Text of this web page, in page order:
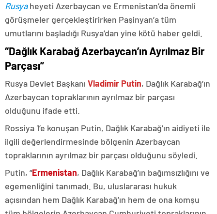
Rusyaheyeti Azerbaycan ve Ermenistan’da önemli
görüşmeler gerçekleştirirken Paşinyan’a tüm
umutlarını başladığı Rusya’dan yine kötü haber geldi.
“Dağlık Karabağ Azerbaycan’ın Ayrılmaz Bir
Parçası”
Rusya Devlet Başkanı Vladimir Putin, Dağlık Karabağ’ın
Azerbaycan topraklarının ayrılmaz bir parçası
olduğunu ifade etti.
Rossiya 1’e konuşan Putin, Dağlık Karabağ’ın aidiyeti ile
ilgili değerlendirmesinde bölgenin Azerbaycan
topraklarının ayrılmaz bir parçası olduğunu söyledi.
Putin, “Ermenistan, Dağlık Karabağ’ın bağımsızlığını ve
egemenliğini tanımadı. Bu, uluslararası hukuk
açısından hem Dağlık Karabağ’ın hem de ona komşu